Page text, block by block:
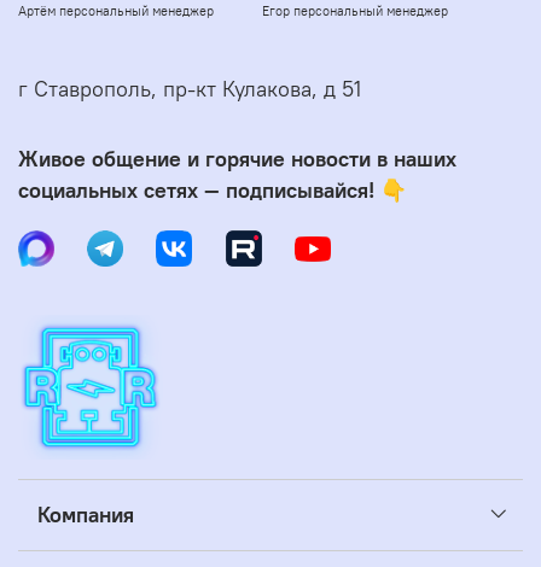
Компания
Артём персональный менеджер Егор персональный менеджер
г Ставрополь, пр-кт Кулакова, д 51
Живое общение и горячие новости в наших
социальных сетях — подписывайся! 👇